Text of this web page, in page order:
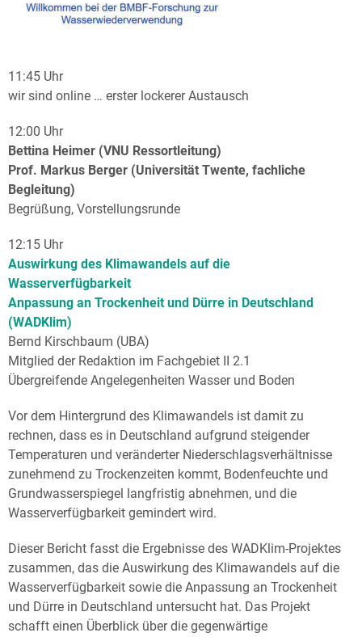
11:45 Uhr
wir sind online … erster lockerer Austausch
12:00 Uhr
Bettina Heimer (VNU Ressortleitung)
Prof. Markus Berger (Universität Twente, fachliche
Begleitung)
Begrüßung, Vorstellungsrunde
12:15 Uhr
Auswirkung des Klimawandels auf die
Wasserverfügbarkeit
Anpassung an Trockenheit und Dürre in Deutschland
(WADKlim)
Bernd Kirschbaum (UBA)
Mitglied der Redaktion im Fachgebiet II 2.1
Übergreifende Angelegenheiten Wasser und Boden
Vor dem Hintergrund des Klimawandels ist damit zu
rechnen, dass es in Deutschland aufgrund steigender
Temperaturen und veränderter Niederschlagsverhältnisse
zunehmend zu Trockenzeiten kommt, Bodenfeuchte und
Grundwasserspiegel langfristig abnehmen, und die
Wasserverfügbarkeit gemindert wird.
Dieser Bericht fasst die Ergebnisse des WADKlim-Projektes
zusammen, das die Auswirkung des Klimawandels auf die
Wasserverfügbarkeit sowie die Anpassung an Trockenheit
und Dürre in Deutschland untersucht hat. Das Projekt
schafft einen Überblick über die gegenwärtige